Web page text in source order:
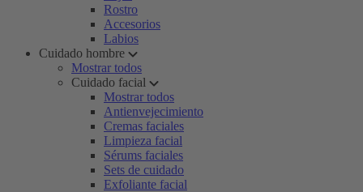
Rostro
Accesorios
Labios
Cuidado hombre
Mostrar todos
Cuidado facial
Mostrar todos
Antienvejecimiento
Cremas faciales
Limpieza facial
Sérums faciales
Sets de cuidado
Exfoliante facial